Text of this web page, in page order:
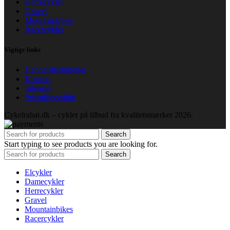
Gravel
Mountainbikes
Racercykler
Vigtige links
Handelsbetingelser
Kontakt
Sitemap
Privatlivspolitik
Cykelrabat.dk – cykler på tilbud fra kvalitetsmærker 2026.
Search
Start typing to see products you are looking for.
Search
Elcykler
Damecykler
Herrecykler
Gravel
Mountainbikes
Racercykler